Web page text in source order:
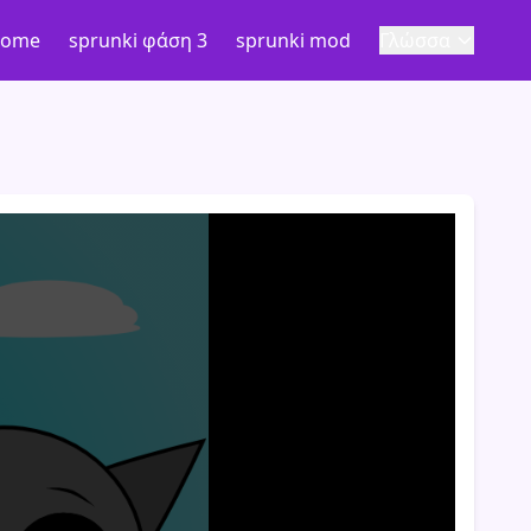
sprunki φάση 3 sprunki mod